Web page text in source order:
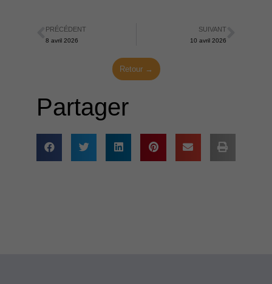
Précédent
PRÉCÉDENT
8 avril 2026
SUIVANT
10 avril 2026
Retour →
Partager